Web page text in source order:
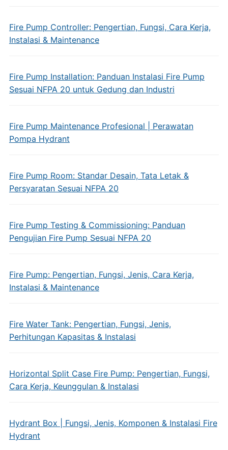
Fire Pump Controller: Pengertian, Fungsi, Cara Kerja,
Instalasi & Maintenance
Fire Pump Installation: Panduan Instalasi Fire Pump
Sesuai NFPA 20 untuk Gedung dan Industri
Fire Pump Maintenance Profesional | Perawatan
Pompa Hydrant
Fire Pump Room: Standar Desain, Tata Letak &
Persyaratan Sesuai NFPA 20
Fire Pump Testing & Commissioning: Panduan
Pengujian Fire Pump Sesuai NFPA 20
Fire Pump: Pengertian, Fungsi, Jenis, Cara Kerja,
Instalasi & Maintenance
Fire Water Tank: Pengertian, Fungsi, Jenis,
Perhitungan Kapasitas & Instalasi
Horizontal Split Case Fire Pump: Pengertian, Fungsi,
Cara Kerja, Keunggulan & Instalasi
Hydrant Box | Fungsi, Jenis, Komponen & Instalasi Fire
Hydrant